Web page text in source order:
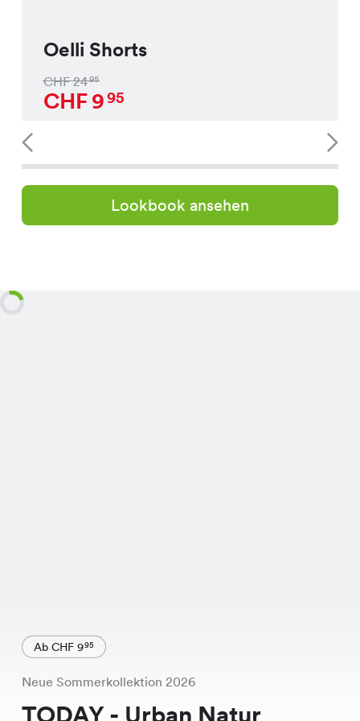
Oelli Shorts
CHF2495
CHF995
Lookbook ansehen
Ab CHF 995
Neue Sommerkollektion 2026
TODAY - Urban Natur